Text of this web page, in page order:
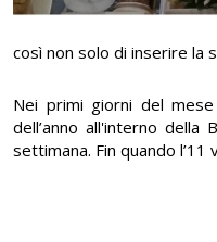
così non solo di inserire la
Nei primi giorni del
dell’anno all'interno
settimana. Fin quando